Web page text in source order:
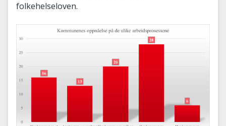
folkehelseloven.